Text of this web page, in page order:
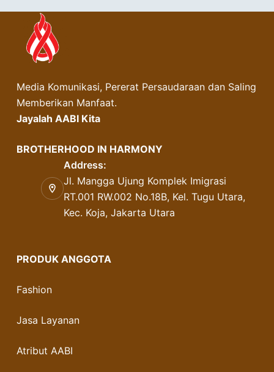
Media Komunikasi, Pererat Persaudaraan dan Saling
Memberikan Manfaat.
Jayalah AABI Kita
BROTHERHOOD IN HARMONY
Address:
Jl. Mangga Ujung Komplek Imigrasi
RT.001 RW.002 No.18B, Kel. Tugu Utara,
Kec. Koja, Jakarta Utara
PRODUK ANGGOTA
Fashion
Jasa Layanan
Atribut AABI